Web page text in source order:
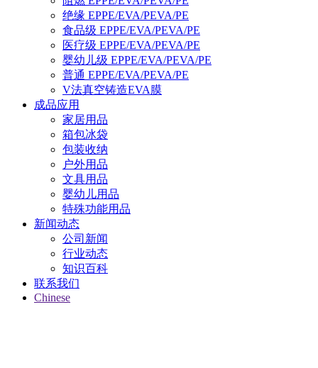
绝缘 EPPE/EVA/PEVA/PE
食品级 EPPE/EVA/PEVA/PE
医疗级 EPPE/EVA/PEVA/PE
婴幼儿级 EPPE/EVA/PEVA/PE
普通 EPPE/EVA/PEVA/PE
V法真空铸造EVA膜
成品应用
家居用品
箱包冰袋
包装收纳
户外用品
文具用品
婴幼儿用品
特殊功能用品
新闻动态
公司新闻
行业动态
知识百科
联系我们
Chinese